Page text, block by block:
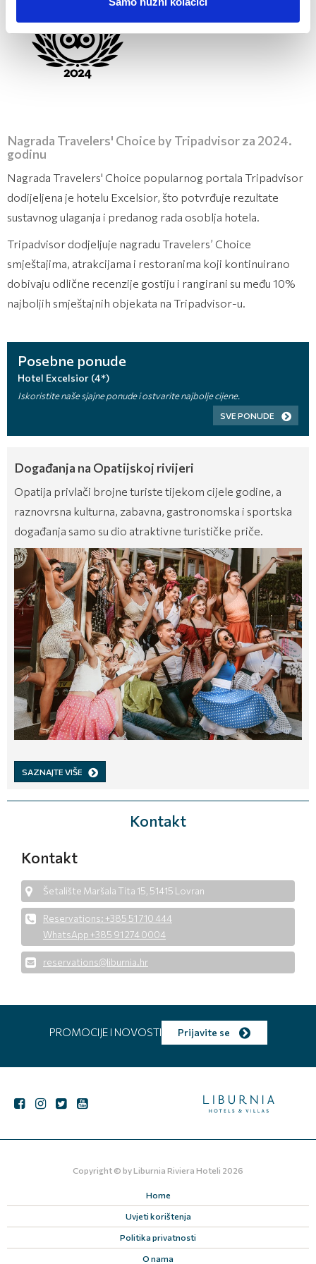
Nagrada Travelers' Choice by Tripadvisor za 2024.
godinu
Nagrada Travelers' Choice popularnog portala Tripadvisor
dodijeljena je hotelu Excelsior, što potvrđuje rezultate
sustavnog ulaganja i predanog rada osoblja hotela.
Tripadvisor dodjeljuje nagradu Travelers’ Choice
smještajima, atrakcijama i restoranima koji kontinuirano
dobivaju odlične recenzije gostiju i rangirani su među 10%
najboljih smještajnih objekata na Tripadvisor-u.
Posebne ponude
Hotel Excelsior (4*)
Iskoristite naše sjajne ponude i ostvarite najbolje cijene.
SVE PONUDE
Događanja na Opatijskoj rivijeri
Opatija privlači brojne turiste tijekom cijele godine, a
raznovrsna kulturna, zabavna, gastronomska i sportska
događanja samo su dio atraktivne turističke priče.
SAZNAJTE VIŠE
Kontakt
Kontakt
Šetalište Maršala Tita 15, 51415 Lovran
Reservations: +385 51 710 444
WhatsApp +385 91 274 0004
reservations@liburnia.hr
PROMOCIJE I NOVOSTI Prijavite se
Copyright © by Liburnia Riviera Hoteli 2026
Home
Uvjeti korištenja
Politika privatnosti
O nama